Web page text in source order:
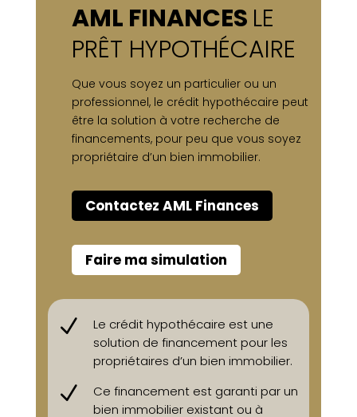
AML FINANCES LE
PRÊT HYPOTHÉCAIRE
Que vous soyez un particulier ou un
professionnel, le crédit hypothécaire peut
être la solution à votre recherche de
financements, pour peu que vous soyez
propriétaire d’un bien immobilier.
Contactez AML Finances
Faire ma simulation
N
Le crédit hypothécaire est une
solution de financement pour les
propriétaires d’un bien immobilier.
N
Ce financement est garanti par un
bien immobilier existant ou à